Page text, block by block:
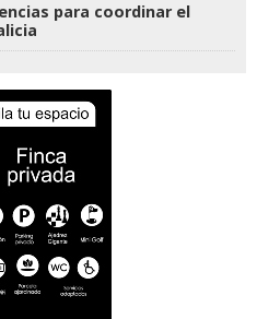
para coordinar el